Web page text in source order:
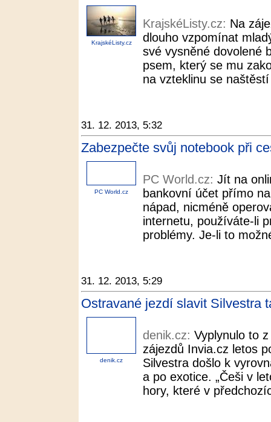
KrajskéListy.cz
KrajskéListy.cz: Na
dlouho vzpomínat
své vysněné dovolené
psem, který se mu
na vzteklinu se
31. 12. 2013, 5:32
Zabezpečte svůj notebook při
PC World.cz
PC World.cz: Jít na
bankovní účet přímo
nápad, nicméně
internetu, používáte-li
problémy. Je-li to
31. 12. 2013, 5:29
Ostravané jezdí slavit Silvestra
denik.cz
denik.cz: Vyplynulo to
zájezdů Invia.cz letos
Silvestra došlo k
a po exotice. „Češi v
hory, které v